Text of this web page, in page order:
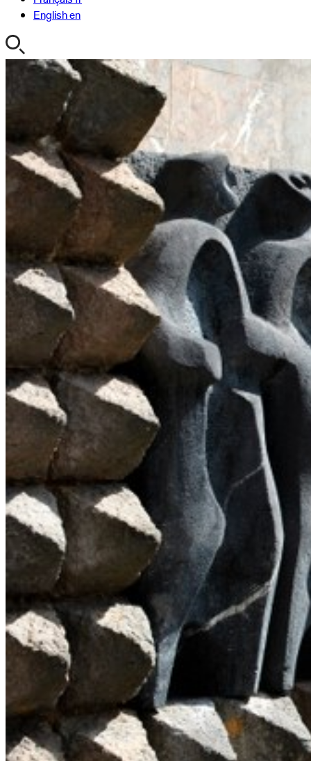
Englishen